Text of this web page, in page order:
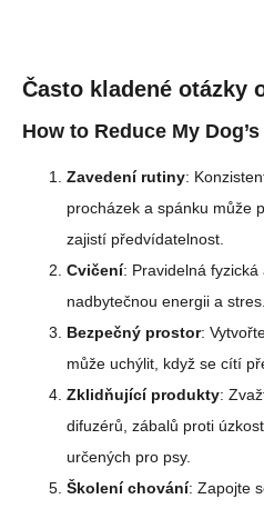
Často kladené otázky
How to Reduce My
Zavedení rutiny:
procházek a spánku může
zajistí předvídatelnost.
Cvičení: Pravidelná
nadbytečnou energii a stres.
Bezpečný prostor:
může uchýlit, když se cítí
Zklidňující produkty:
difuzérů, zábalů proti
určených pro psy.
Školení chování: Zapojte